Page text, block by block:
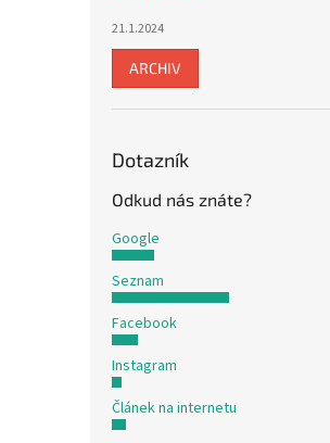
21.1.2024
ARCHIV
Dotazník
Odkud nás znáte?
Google
Seznam
Facebook
Instagram
Článek na internetu